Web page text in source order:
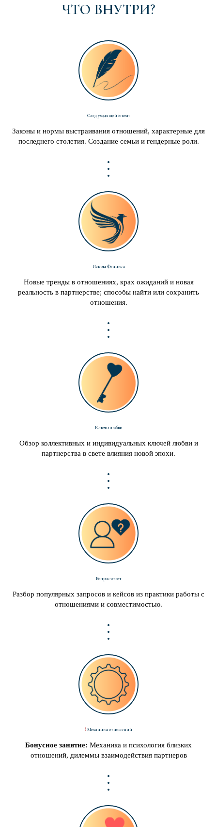
ЧТО ВНУТРИ?
След уходящей эпохи
Законы и нормы выстраивания отношений, характерные для
последнего столетия. Cоздание семьи и гендерные роли.
Искры Феникса
Новые тренды в отношениях, крах ожиданий и новая
реальность в партнерстве; способы найти или сохранить
отношения.
Ключи любви
Обзор коллективных и индивидуальных ключей любви и
партнерства в свете влияния новой эпохи.
Вопрос-ответ
Разбор популярных запросов и кейсов из практики работы с
отношениями и совместимостью.
! Механика отношений
Бонусное занятие: Механика и психология близких
отношений, дилеммы взаимодействия партнеров